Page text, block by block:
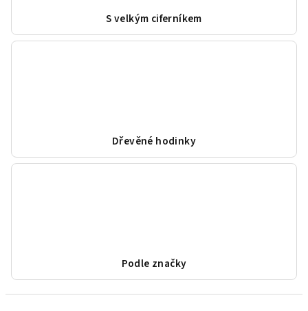
S velkým ciferníkem
Dřevěné hodinky
Podle značky